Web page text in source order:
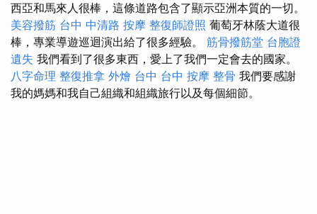
西亞和馬來人很棒，這條道路包含了顯示亞洲本質的一切。
美容撥筋 台中 中清路 按摩 整復師證照 葡萄牙林蔭大道很
棒，專業導遊巡迴演出給了很多經驗。 筋骨撥筋堂 台胞證
遺失 我們看到了很多東西，愛上了我們一定會去的國家。
八字命理 整復推拿 外燴 台中 台中 按摩 整骨 我們要感謝
我的媽媽和我自己組織和組織旅行以及每個細節。